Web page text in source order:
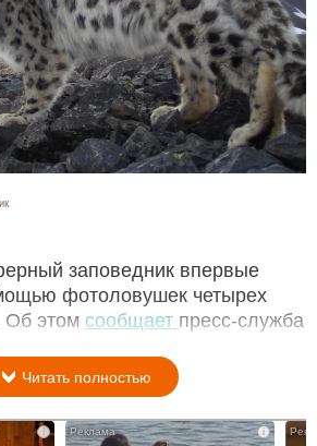
заповедник впервые
фотоловушек четырех
Об этом сообщает пресс-служба
Читать полностью
i